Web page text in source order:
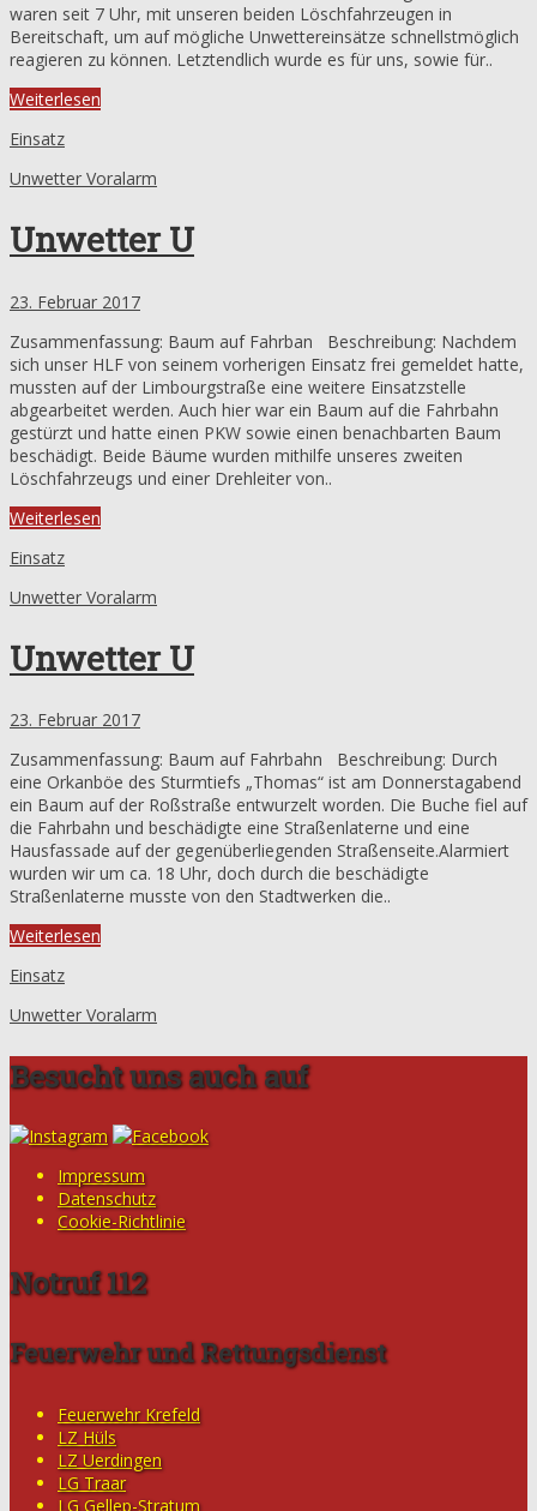
waren seit 7 Uhr, mit unseren beiden Löschfahrzeugen in
Bereitschaft, um auf mögliche Unwettereinsätze schnellstmöglich
reagieren zu können. Letztendlich wurde es für uns, sowie für..
Weiterlesen
Einsatz
Unwetter Voralarm
Unwetter U
23. Februar 2017
Zusammenfassung: Baum auf Fahrban Beschreibung: Nachdem
sich unser HLF von seinem vorherigen Einsatz frei gemeldet hatte,
mussten auf der Limbourgstraße eine weitere Einsatzstelle
abgearbeitet werden. Auch hier war ein Baum auf die Fahrbahn
gestürzt und hatte einen PKW sowie einen benachbarten Baum
beschädigt. Beide Bäume wurden mithilfe unseres zweiten
Löschfahrzeugs und einer Drehleiter von..
Weiterlesen
Einsatz
Unwetter Voralarm
Unwetter U
23. Februar 2017
Zusammenfassung: Baum auf Fahrbahn Beschreibung: Durch
eine Orkanböe des Sturmtiefs „Thomas“ ist am Donnerstagabend
ein Baum auf der Roßstraße entwurzelt worden. Die Buche fiel auf
die Fahrbahn und beschädigte eine Straßenlaterne und eine
Hausfassade auf der gegenüberliegenden Straßenseite.Alarmiert
wurden wir um ca. 18 Uhr, doch durch die beschädigte
Straßenlaterne musste von den Stadtwerken die..
Weiterlesen
Einsatz
Unwetter Voralarm
Besucht uns auch auf
Impressum
Datenschutz
Cookie-Richtlinie
Notruf 112
Feuerwehr und Rettungsdienst
Feuerwehr Krefeld
LZ Hüls
LZ Uerdingen
LG Traar
LG Gellep-Stratum